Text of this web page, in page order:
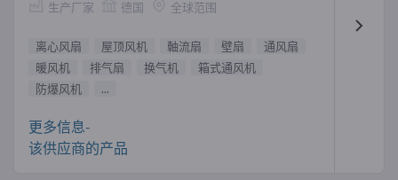
生产厂家 德国 全球范围
离心风扇 屋顶风机 軸流扇 壁扇
通风扇
暖风机
排气扇 换气机
箱式通风机
防爆风机
...
更多信息-
该供应商的产品